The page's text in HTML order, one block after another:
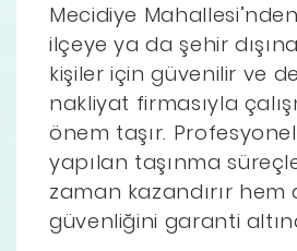
Mecidiye
ilçeye ya da şehir
kişiler için güvenilir ve
nakliyat firmasıyla
önem taşır.
yapılan taşınma
zaman kazandırır hem
güvenliğini garanti